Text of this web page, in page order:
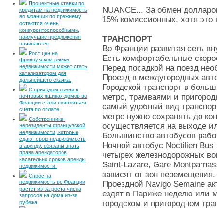
Процентные ставки по
кредитам на недвижимость
во Франции по прежнему
остаются очень
конкурентоспособными,
наилучшие предложения
начинаются
Рост цен на
французском рынке
недвижимости может стать
катализатором для
дальнейшего скачка.
С приходом осени в
почтовых ящиках домов во
Франции стали появляться
счета по оплате
Собственники-
нерезиденты французской
недвижимости, которые
сдают свою недвижимость
в аренду, обязаны знать
права арендаторов
касательно сроков аренды
недвижимости.
Спрос на
недвижимость во Франции
растет из-за роста числа
запросов на дома из-за
рубежа.
NUANCE... За обмен
15% комиссионных, хотя это
ТРАНСПОРТ
Во Франции развитая сеть
Есть комфортабельные
Перед посадкой на поезд
Проезд в междугородных
Городской транспорт в
метро, трамваями и
самый удобный вид
метро нужно сохранять до
осуществляется на выходе
Большинство автобусов
Ночной автобус Noctilien
четырех железнодорожных
Saint-Lazare, Gare
зависят от зон
Проездной Navigo Semaine
ездят в Париже неделю или
городском и пригородном